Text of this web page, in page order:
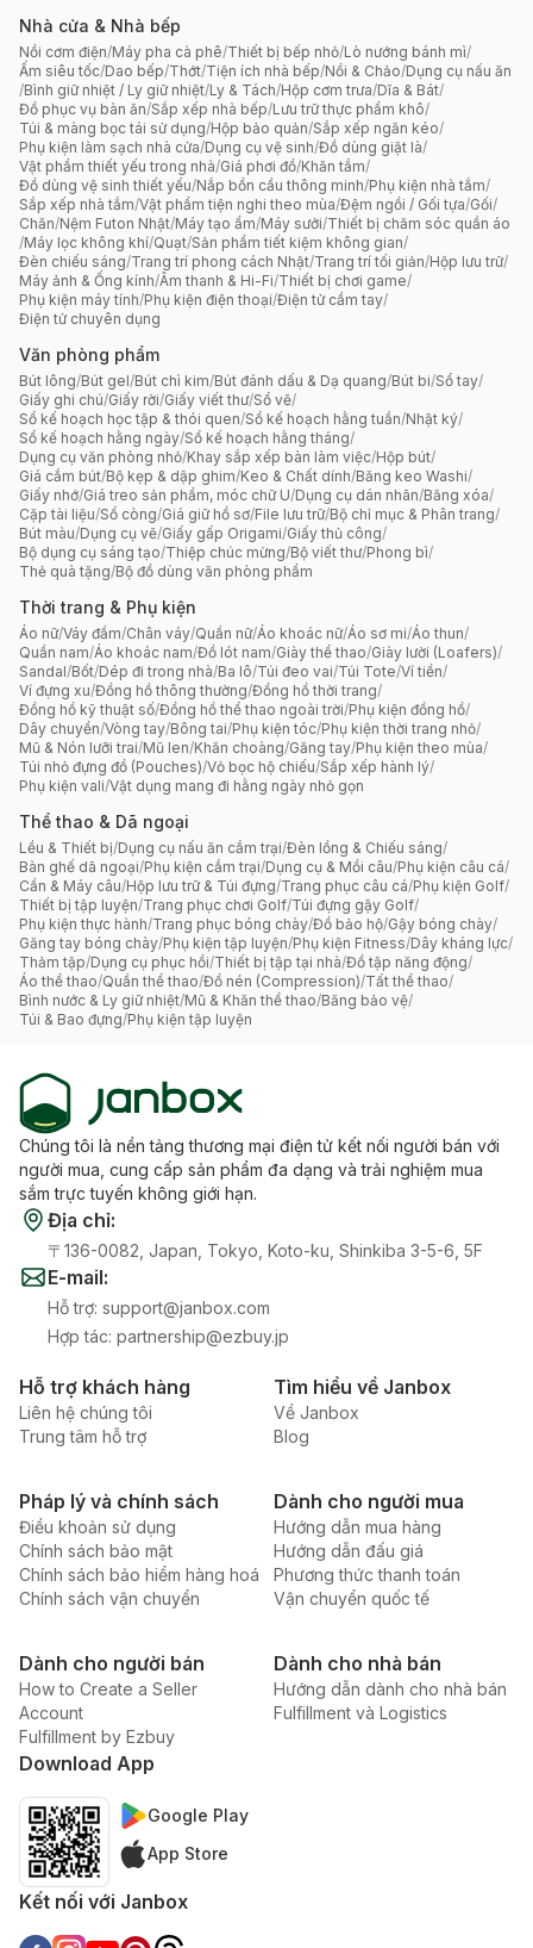
Nhà cửa & Nhà bếp
Nồi cơm điện/Máy pha cà phê/Thiết bị bếp nhỏ/Lò nướng bánh mì/
Ấm siêu tốc/Dao bếp/Thớt/Tiện ích nhà bếp/Nồi & Chảo/Dụng cụ nấu ăn
/Bình giữ nhiệt / Ly giữ nhiệt/Ly & Tách/Hộp cơm trưa/Dĩa & Bát/
Đồ phục vụ bàn ăn/Sắp xếp nhà bếp/Lưu trữ thực phẩm khô/
Túi & màng bọc tái sử dụng/Hộp bảo quản/Sắp xếp ngăn kéo/
Phụ kiện làm sạch nhà cửa/Dụng cụ vệ sinh/Đồ dùng giặt là/
Vật phẩm thiết yếu trong nhà/Giá phơi đồ/Khăn tắm/
Đồ dùng vệ sinh thiết yếu/Nắp bồn cầu thông minh/Phụ kiện nhà tắm/
Sắp xếp nhà tắm/Vật phẩm tiện nghi theo mùa/Đệm ngồi / Gối tựa/Gối/
Chăn/Nệm Futon Nhật/Máy tạo ẩm/Máy sưởi/Thiết bị chăm sóc quần áo
/Máy lọc không khí/Quạt/Sản phẩm tiết kiệm không gian/
Đèn chiếu sáng/Trang trí phong cách Nhật/Trang trí tối giản/Hộp lưu trữ/
Máy ảnh & Ống kính/Âm thanh & Hi-Fi/Thiết bị chơi game/
Phụ kiện máy tính/Phụ kiện điện thoại/Điện tử cầm tay/
Điện tử chuyên dụng
Văn phòng phẩm
Bút lông/Bút gel/Bút chì kim/Bút đánh dấu & Dạ quang/Bút bi/Sổ tay/
Giấy ghi chú/Giấy rời/Giấy viết thư/Sổ vẽ/
Sổ kế hoạch học tập & thói quen/Sổ kế hoạch hằng tuần/Nhật ký/
Sổ kế hoạch hằng ngày/Sổ kế hoạch hằng tháng/
Dụng cụ văn phòng nhỏ/Khay sắp xếp bàn làm việc/Hộp bút/
Giá cắm bút/Bộ kẹp & dập ghim/Keo & Chất dính/Băng keo Washi/
Giấy nhớ/Giá treo sản phẩm, móc chữ U/Dụng cụ dán nhãn/Băng xóa/
Cặp tài liệu/Sổ còng/Giá giữ hồ sơ/File lưu trữ/Bộ chỉ mục & Phân trang/
Bút màu/Dụng cụ vẽ/Giấy gấp Origami/Giấy thủ công/
Bộ dụng cụ sáng tạo/Thiệp chúc mừng/Bộ viết thư/Phong bì/
Thẻ quà tặng/Bộ đồ dùng văn phòng phẩm
Thời trang & Phụ kiện
Áo nữ/Váy đầm/Chân váy/Quần nữ/Áo khoác nữ/Áo sơ mi/Áo thun/
Quần nam/Áo khoác nam/Đồ lót nam/Giày thể thao/Giày lười (Loafers)/
Sandal/Bốt/Dép đi trong nhà/Ba lô/Túi đeo vai/Túi Tote/Ví tiền/
Ví đựng xu/Đồng hồ thông thường/Đồng hồ thời trang/
Đồng hồ kỹ thuật số/Đồng hồ thể thao ngoài trời/Phụ kiện đồng hồ/
Dây chuyền/Vòng tay/Bông tai/Phụ kiện tóc/Phụ kiện thời trang nhỏ/
Mũ & Nón lưỡi trai/Mũ len/Khăn choàng/Găng tay/Phụ kiện theo mùa/
Túi nhỏ đựng đồ (Pouches)/Vỏ bọc hộ chiếu/Sắp xếp hành lý/
Phụ kiện vali/Vật dụng mang đi hằng ngày nhỏ gọn
Thể thao & Dã ngoại
Lều & Thiết bị/Dụng cụ nấu ăn cắm trại/Đèn lồng & Chiếu sáng/
Bàn ghế dã ngoại/Phụ kiện cắm trại/Dụng cụ & Mồi câu/Phụ kiện câu cá/
Cần & Máy câu/Hộp lưu trữ & Túi đựng/Trang phục câu cá/Phụ kiện Golf/
Thiết bị tập luyện/Trang phục chơi Golf/Túi đựng gậy Golf/
Phụ kiện thực hành/Trang phục bóng chày/Đồ bảo hộ/Gậy bóng chày/
Găng tay bóng chày/Phụ kiện tập luyện/Phụ kiện Fitness/Dây kháng lực/
Thảm tập/Dụng cụ phục hồi/Thiết bị tập tại nhà/Đồ tập năng động/
Áo thể thao/Quần thể thao/Đồ nén (Compression)/Tất thể thao/
Bình nước & Ly giữ nhiệt/Mũ & Khăn thể thao/Băng bảo vệ/
Túi & Bao đựng/Phụ kiện tập luyện
Chúng tôi là nền tảng thương mại điện tử kết nối người bán với
người mua, cung cấp sản phẩm đa dạng và trải nghiệm mua
sắm trực tuyến không giới hạn.
Địa chỉ:
〒136-0082, Japan, Tokyo, Koto-ku, Shinkiba 3-5-6, 5F
E-mail:
Hỗ trợ: support@janbox.com
Hợp tác: partnership@ezbuy.jp
Hỗ trợ khách hàng
Liên hệ chúng tôi
Trung tâm hỗ trợ
Tìm hiểu về Janbox
Về Janbox
Blog
Pháp lý và chính sách
Điều khoản sử dụng
Chính sách bảo mật
Chính sách bảo hiểm hàng hoá
Chính sách vận chuyển
Dành cho người mua
Hướng dẫn mua hàng
Hướng dẫn đấu giá
Phương thức thanh toán
Vận chuyển quốc tế
Dành cho người bán
How to Create a Seller
Account
Fulfillment by Ezbuy
Dành cho nhà bán
Hướng dẫn dành cho nhà bán
Fulfillment và Logistics
Download App
Google Play
App Store
Kết nối với Janbox